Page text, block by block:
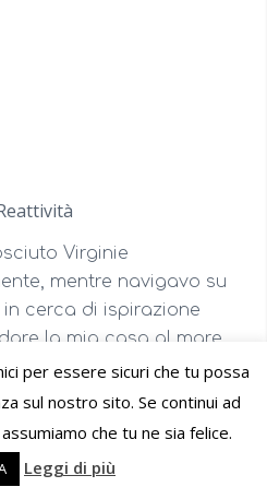
Virginie
mentre navigavo su
in cerca di ispirazione
la mia casa al mare,
vista mi ha colpita
ho deciso di
e lei non ha esitato
Ha realizzato un
i miei gusti, le
per essere sicuri che tu possa
sul nostro sito. Se continui ad
che tu ne sia felice.
Leggi di più